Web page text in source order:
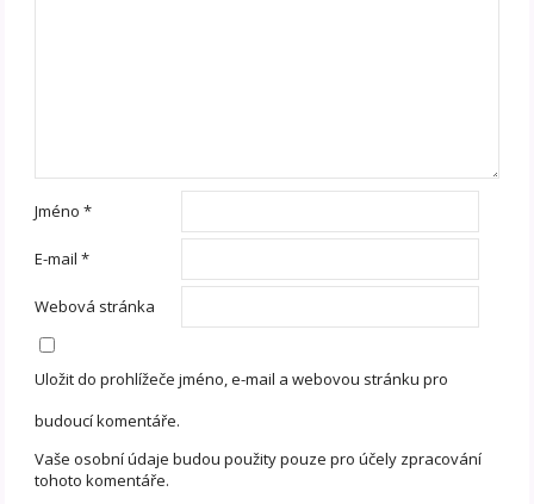
Jméno*
E-mail*
Webová stránka
Uložit do prohlížeče jméno, e-mail a webovou stránku pro
budoucí komentáře.
Vaše osobní údaje budou použity pouze pro účely zpracování
tohoto komentáře.